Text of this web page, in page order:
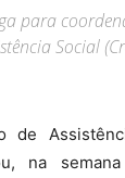
para
Social
de
na